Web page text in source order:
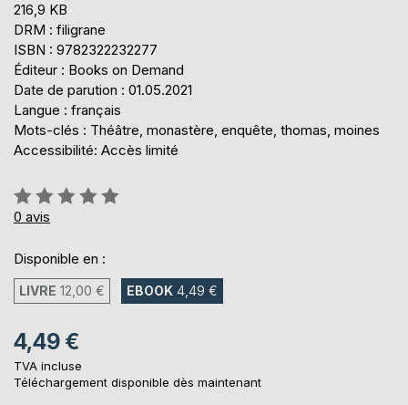
216,9 KB
DRM : filigrane
ISBN : 9782322232277
Éditeur : Books on Demand
Date de parution : 01.05.2021
Langue : français
Mots-clés : Théâtre, monastère, enquête, thomas, moines
Accessibilité: Accès limité
Évaluation:
0%
0 avis
Disponible en :
LIVRE 12,00 € EBOOK 4,49 €
4,49 €
TVA incluse
Téléchargement disponible dès maintenant